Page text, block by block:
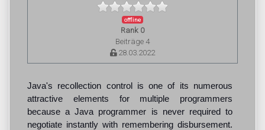
offline
Rank 0
Beiträge 4
28.03.2022
Java's recollection control is one of its numerous
attractive elements for multiple programmers
because a Java programmer is never required to
negotiate instantly with remembering disbursement.